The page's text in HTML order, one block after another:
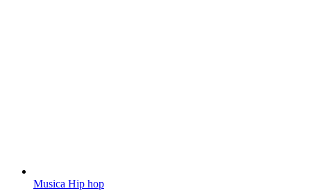
Musica Hip hop